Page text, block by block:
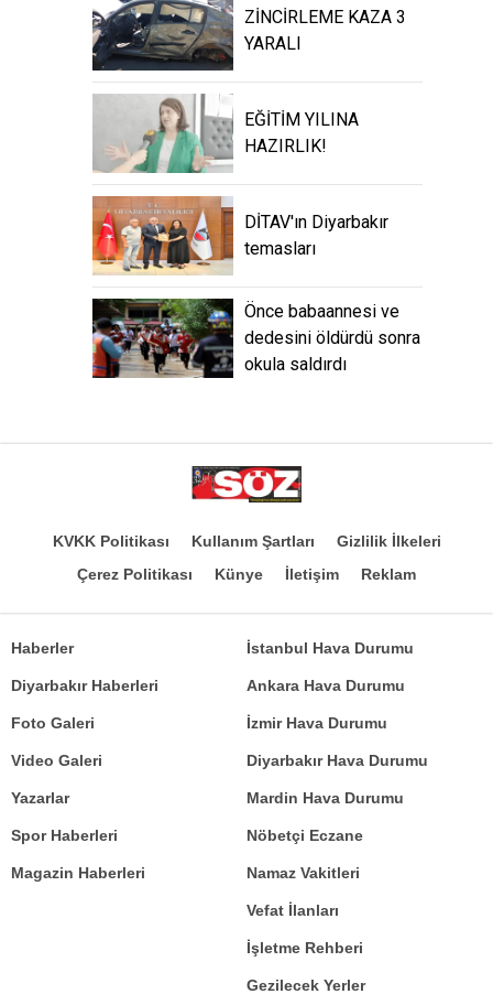
ZİNCİRLEME KAZA 3
YARALI
EĞİTİM YILINA
HAZIRLIK!
DİTAV'ın Diyarbakır
temasları
Önce babaannesi ve
dedesini öldürdü sonra
okula saldırdı
KVKK Politikası Kullanım Şartları
Gizlilik İlkeleri
Çerez Politikası
Künye İletişim Reklam
Haberler
Diyarbakır Haberleri
Foto Galeri
Video Galeri
Yazarlar
İstanbul Hava Durumu
Ankara Hava Durumu
İzmir Hava Durumu
Diyarbakır Hava Durumu
Mardin Hava Durumu
Spor Haberleri
Magazin Haberleri
Nöbetçi Eczane
Namaz Vakitleri
Vefat İlanları
İşletme Rehberi
Gezilecek Yerler